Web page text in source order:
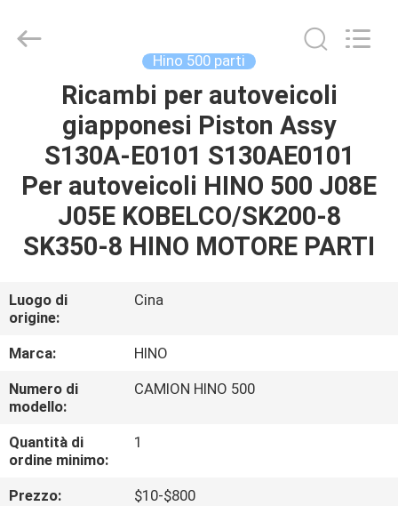
CASA
PRODOTTI
CIRCA
NOI
GIRO
DELLA
FABBRICA
CONTROLLO
DI
QUALITÀ
Technology
Hino 500 parti
Ricambi per autoveicoli
giapponesi Piston Assy
S130A-E0101 S130AE0101
Per autoveicoli HINO 500 J08E
J05E KOBELCO/SK200-8
SK350-8 HINO MOTORE PARTI
Luogo di
origine:
Cina
Marca:
HINO
Numero di
modello:
CAMION HINO 500
Quantità di
ordine minimo:
1
Prezzo:
$10-$800